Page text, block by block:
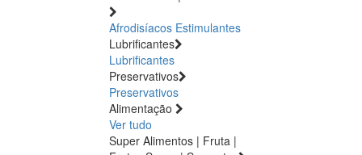
Afrodisíacos Estimulantes
Lubrificantes
Lubrificantes
Preservativos
Preservativos
Alimentação
Ver tudo
Super Alimentos | Fruta |